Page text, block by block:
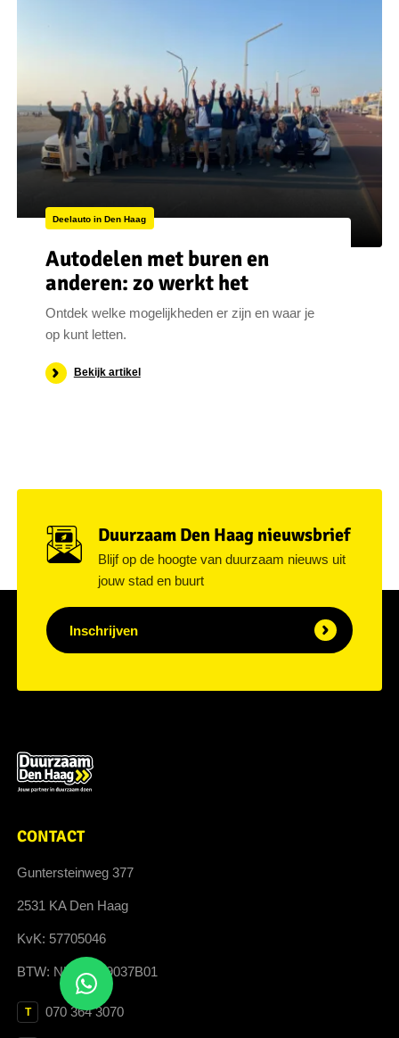
Deelauto in Den Haag
Autodelen met buren en
anderen: zo werkt het
Ontdek welke mogelijkheden er zijn en waar je
op kunt letten.
Bekijk artikel
Duurzaam Den Haag nieuwsbrief
Blijf op de hoogte van duurzaam nieuws uit
jouw stad en buurt
Inschrijven
CONTACT
Guntersteinweg 377
2531 KA Den Haag
KvK: 57705046
BTW: NL852699037B01
T 070 364 3070